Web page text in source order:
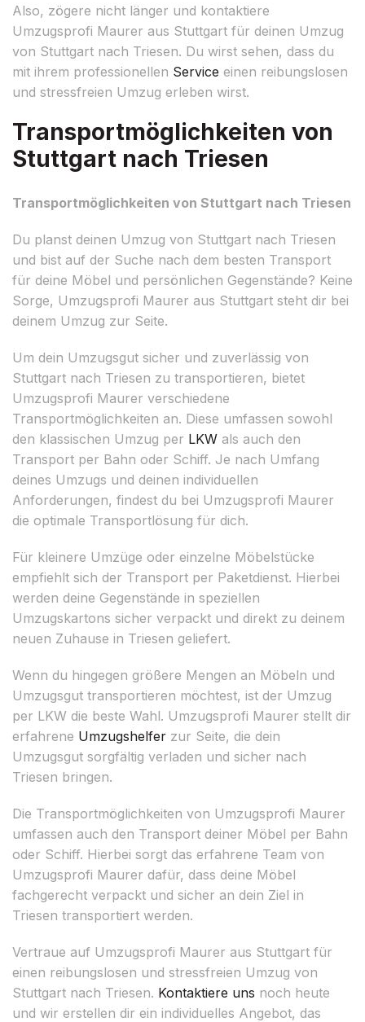
Also, zögere nicht länger und kontaktiere
Umzugsprofi Maurer aus Stuttgart für deinen Umzug
von Stuttgart nach Triesen. Du wirst sehen, dass du
mit ihrem professionellen Service einen reibungslosen
und stressfreien Umzug erleben wirst.
Transportmöglichkeiten von
Stuttgart nach Triesen
Transportmöglichkeiten von Stuttgart nach Triesen
Du planst deinen Umzug von Stuttgart nach Triesen
und bist auf der Suche nach dem besten Transport
für deine Möbel und persönlichen Gegenstände? Keine
Sorge, Umzugsprofi Maurer aus Stuttgart steht dir bei
deinem Umzug zur Seite.
Um dein Umzugsgut sicher und zuverlässig von
Stuttgart nach Triesen zu transportieren, bietet
Umzugsprofi Maurer verschiedene
Transportmöglichkeiten an. Diese umfassen sowohl
den klassischen Umzug per LKW als auch den
Transport per Bahn oder Schiff. Je nach Umfang
deines Umzugs und deinen individuellen
Anforderungen, findest du bei Umzugsprofi Maurer
die optimale Transportlösung für dich.
Für kleinere Umzüge oder einzelne Möbelstücke
empfiehlt sich der Transport per Paketdienst. Hierbei
werden deine Gegenstände in speziellen
Umzugskartons sicher verpackt und direkt zu deinem
neuen Zuhause in Triesen geliefert.
Wenn du hingegen größere Mengen an Möbeln und
Umzugsgut transportieren möchtest, ist der Umzug
per LKW die beste Wahl. Umzugsprofi Maurer stellt dir
erfahrene Umzugshelfer zur Seite, die dein
Umzugsgut sorgfältig verladen und sicher nach
Triesen bringen.
Die Transportmöglichkeiten von Umzugsprofi Maurer
umfassen auch den Transport deiner Möbel per Bahn
oder Schiff. Hierbei sorgt das erfahrene Team von
Umzugsprofi Maurer dafür, dass deine Möbel
fachgerecht verpackt und sicher an dein Ziel in
Triesen transportiert werden.
Vertraue auf Umzugsprofi Maurer aus Stuttgart für
einen reibungslosen und stressfreien Umzug von
Stuttgart nach Triesen. Kontaktiere uns noch heute
und wir erstellen dir ein individuelles Angebot, das